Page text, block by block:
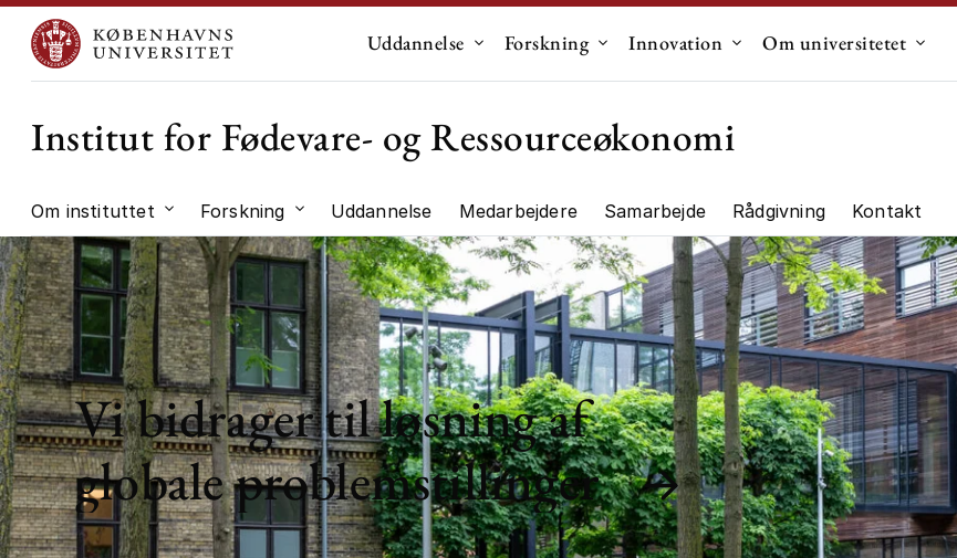
Uddannelse Undermenu til "Uddannelse"
Forskning Undermenu til "Forskning"
Innovation Undermenu til "Innovation"
Om universitetet
Institut for Fødevare- og Ressourceøkonomi
Om instituttet Undermenu til "Om instituttet"
Forskning Undermenu til "Forskning"
Uddannelse Medarbejdere Samarbejde Rådgivning Kontakt
Vi bidrager til løsning af
globale problemstillinger